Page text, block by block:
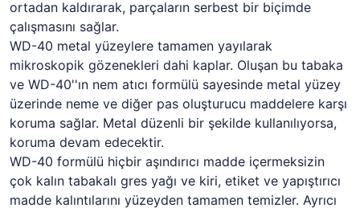
ortadan kaldırarak, parçaların serbest bir biçimde
çalışmasını sağlar.
WD-40 metal yüzeylere tamamen yayılarak
mikroskopik gözenekleri dahi kaplar. Oluşan bu tabaka
ve WD-40''ın nem atıcı formülü sayesinde metal yüzey
üzerinde neme ve diğer pas oluşturucu maddelere karşı
koruma sağlar. Metal düzenli bir şekilde kullanılıyorsa,
koruma devam edecektir.
WD-40 formülü hiçbir aşındırıcı madde içermeksizin
çok kalın tabakalı gres yağı ve kiri, etiket ve yapıştırıcı
madde kalıntılarını yüzeyden tamamen temizler. Ayrıcı